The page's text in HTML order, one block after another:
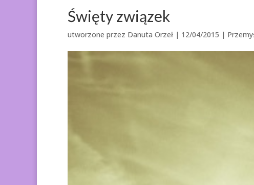
Święty związek
utworzone przez Danuta Orzeł | 12/04/2015 |